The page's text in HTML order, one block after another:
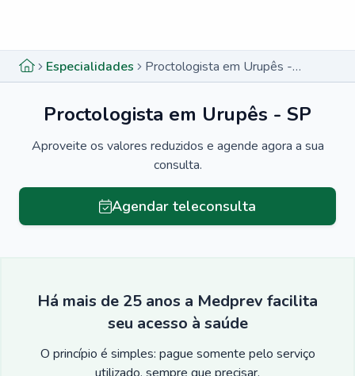
Especialidades Proctologista em Urupês - SP
Proctologista em Urupês - SP
Aproveite os valores reduzidos e agende agora a sua
consulta.
Agendar teleconsulta
Há mais de 25 anos a Medprev facilita
seu acesso à saúde
O princípio é simples: pague somente pelo serviço